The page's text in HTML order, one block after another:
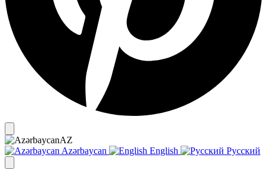
AZ
Azərbaycan
English Русский